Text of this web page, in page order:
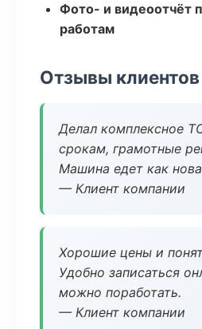
Фото- и видеоотчёт
работам
Отзывы клиентов
Делал комплексное
срокам, грамотные
Машина едет как
— Клиент компании
Хорошие цены и
Удобно записаться
можно поработать.
— Клиент компании